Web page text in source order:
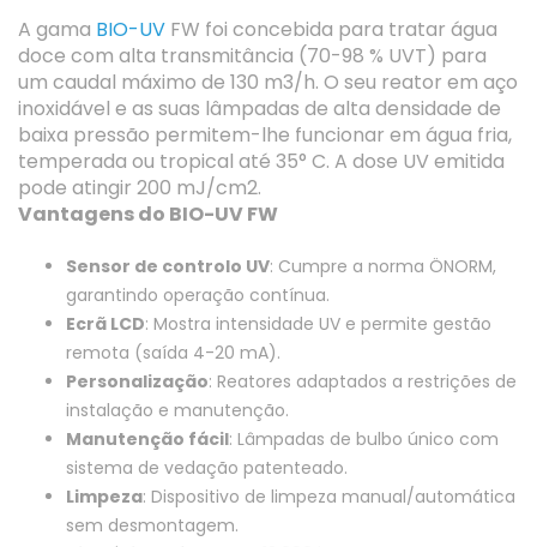
A gama BIO-UV FW foi concebida para tratar água
doce com alta transmitância (70-98 % UVT) para
um caudal máximo de 130 m3/h. O seu reator em aço
inoxidável e as suas lâmpadas de alta densidade de
baixa pressão permitem-lhe funcionar em água fria,
temperada ou tropical até 35° C. A dose UV emitida
pode atingir 200 mJ/cm2.
Vantagens do BIO-UV FW
Sensor de controlo UV: Cumpre a norma ÖNORM,
garantindo operação contínua.
Ecrã LCD: Mostra intensidade UV e permite gestão
remota (saída 4-20 mA).
Personalização: Reatores adaptados a restrições de
instalação e manutenção.
Manutenção fácil: Lâmpadas de bulbo único com
sistema de vedação patenteado.
Limpeza: Dispositivo de limpeza manual/automática
sem desmontagem.